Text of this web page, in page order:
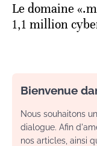
Le domaine
1,1 million
Bienvenue
Nous souhaitons
dialogue. Afin
nos articles, ainsi